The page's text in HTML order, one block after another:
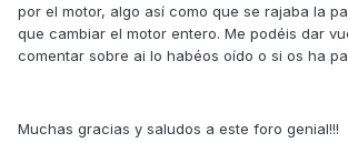
por el motor, algo así como que se rajaba la
que cambiar el motor entero. Me podéis dar
comentar sobre ai lo habéos oído o si os ha
Muchas gracias y saludos a este foro genial!!!